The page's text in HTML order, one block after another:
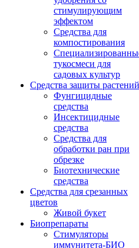
стимулирующим
эффектом
Средства для
компостирования
тукосмеси для
садовых культур
Средства защиты растений
Фунгицидные
средства
Инсектицидные
средства
Средства для
обработки ран при
обрезке
Биотехнические
средства
Средства для срезанных
цветов
Живой букет
Биопрепараты
Стимуляторы
иммунитета-БИО